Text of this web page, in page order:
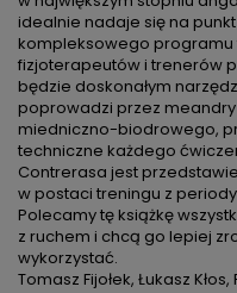
idealnie nadaje się na
kompleksowego programu
fizjoterapeutów i trenerów
będzie doskonałym
poprowadzi przez
miedniczno-biodrowego,
techniczne każdego
Contrerasa jest
w postaci treningu z
Polecamy tę książkę
z ruchem i chcą go lepiej
wykorzystać.
Tomasz Fijołek, Łukasz